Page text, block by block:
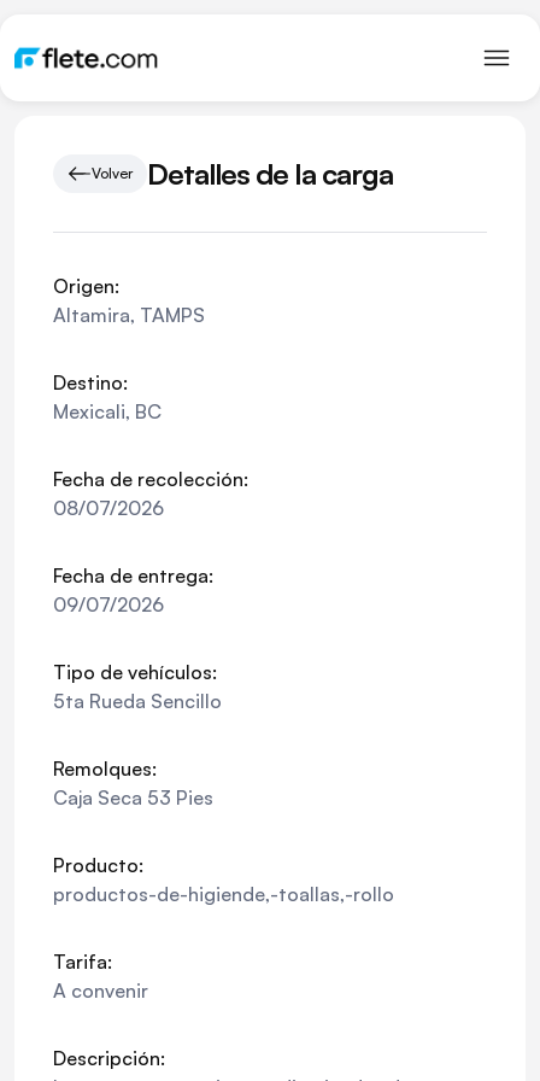
Volver Detalles de la carga
Origen:
Altamira, TAMPS
Destino:
Mexicali, BC
Fecha de recolección:
08/07/2026
Fecha de entrega:
09/07/2026
Tipo de vehículos:
5ta Rueda Sencillo
Remolques:
Caja Seca 53 Pies
Producto:
productos-de-higiende,-toallas,-rollo
Tarifa:
A convenir
Descripción: